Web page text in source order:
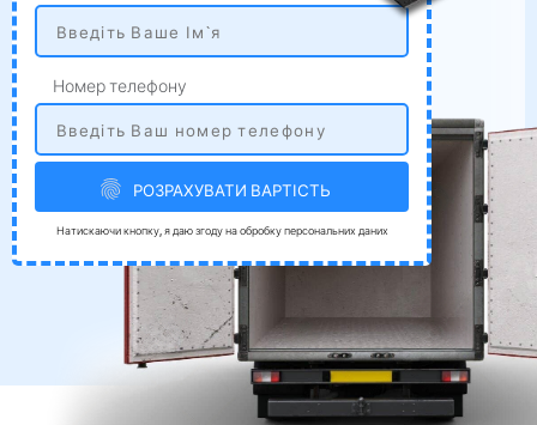
Номер телефону
РОЗРАХУВАТИ ВАРТІСТЬ
Натискаючи кнопку, я даю згоду на обробку персональних даних